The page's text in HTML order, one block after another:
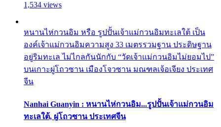
1,534 views
หนานไห่กวนอิม หรือ รูปปั้นเจ้าแม่กวนอิมทะเลใต้ เป็น
องค์เจ้าแม่กวนอิมความสูง 33 เมตรรวมฐาน ประดิษฐาน
อยู่ริมทะเล ไม่ไกลกันนักกับ “วัดเจ้าแม่กวนอิมไม่ยอมไป”
บนเกาะผู่โถวซาน เมืองโจวซาน มณฑลเจ้อเจียง ประเทศ
จีน
Nanhai Guanyin : หนานไห่กวนอิม...รูปปั้นเจ้าแม่กวนอิม
ทะเลใต้, ผู่โถวซาน ประเทศจีน